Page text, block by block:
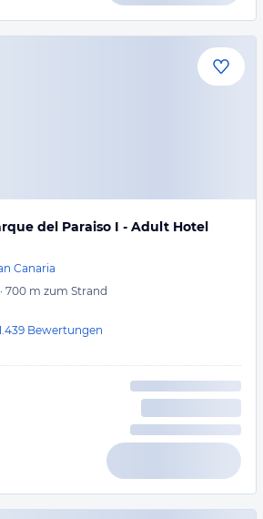
del Paraiso I - Adult Hotel
Canaria
· 700 m zum Strand
Bewertungen